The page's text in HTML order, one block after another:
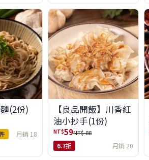
(2份)
月銷 18
【良品開飯】川香紅
油小抄手(1份)
NT$59NT$ 88
6.7折 月銷 20